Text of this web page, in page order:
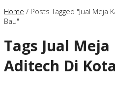
Home / Posts Tagged "Jual Meja
Bau"
Tags Jual
Aditech Di